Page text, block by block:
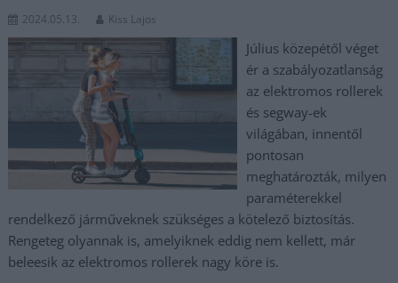
2024.05.13. Kiss Lajos
Július közepétől véget
ér a szabályozatlanság
az elektromos rollerek
és segway-ek
világában, innentől
pontosan
meghatározták, milyen
paraméterekkel
rendelkező járműveknek szükséges a kötelező biztosítás.
Rengeteg olyannak is, amelyiknek eddig nem kellett, már
beleesik az elektromos rollerek nagy köre is.